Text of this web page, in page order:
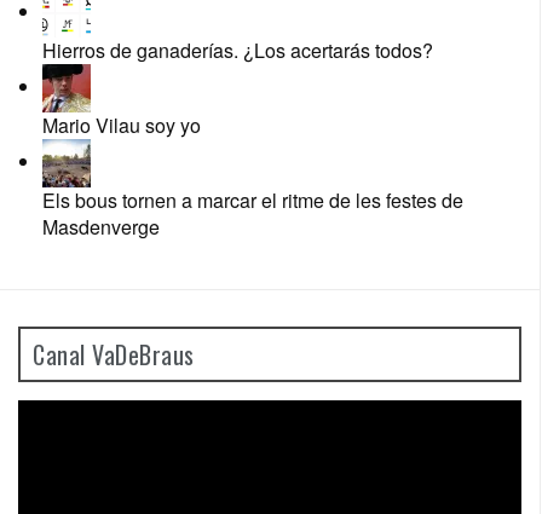
Hierros de ganaderías. ¿Los acertarás todos?
Mario Vilau soy yo
Els bous tornen a marcar el ritme de les festes de
Masdenverge
Canal VaDeBraus